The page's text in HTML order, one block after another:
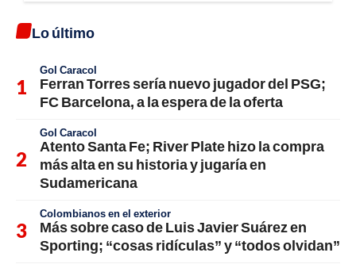
Lo último
Gol Caracol
Ferran Torres sería nuevo jugador del PSG;
FC Barcelona, a la espera de la oferta
Gol Caracol
Atento Santa Fe; River Plate hizo la compra
más alta en su historia y jugaría en
Sudamericana
Colombianos en el exterior
Más sobre caso de Luis Javier Suárez en
Sporting; “cosas ridículas” y “todos olvidan”